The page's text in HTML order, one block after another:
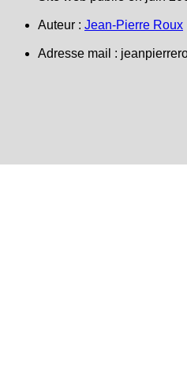
Auteur : Jean-Pierre Roux
Adresse mail :